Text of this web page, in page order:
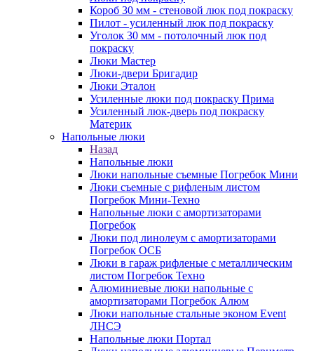
Короб 30 мм - стеновой люк под покраску
Пилот - усиленный люк под покраску
Уголок 30 мм - потолочный люк под
покраску
Люки Мастер
Люки-двери Бригадир
Люки Эталон
Усиленные люки под покраску Прима
Усиленный люк-дверь под покраску
Материк
Напольные люки
Назад
Напольные люки
Люки напольные съемные Погребок Мини
Люки съемные с рифленым листом
Погребок Мини-Техно
Напольные люки с амортизаторами
Погребок
Люки под линолеум с амортизаторами
Погребок ОСБ
Люки в гараж рифленые с металлическим
листом Погребок Техно
Алюминиевые люки напольные с
амортизаторами Погребок Алюм
Люки напольные стальные эконом Event
ЛНСЭ
Напольные люки Портал